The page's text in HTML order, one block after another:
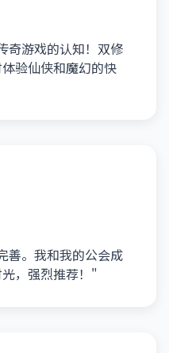
奇游戏的认知！双修
验仙侠和魔幻的快
善。我和我的公会成
，强烈推荐！"